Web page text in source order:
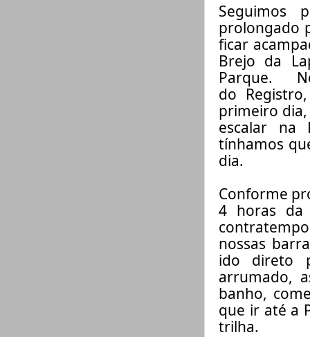
Seguimos
prolongado
ficar
Brejo da
Parque.
do
primeiro dia
escalar na
tínhamos
dia.
Conforme
4 horas da
nossas
ido direto
arrumado,
banho,
que ir até a
trilha.